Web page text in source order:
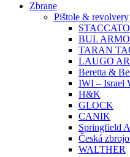
Zbrane
Pištole & revolvery
STACCATO
BUL
TARAN
LAUGO
Beretta &
IWI – Israel
H&K
GLOCK
CANIK
Springfield
Česká
WALTHER